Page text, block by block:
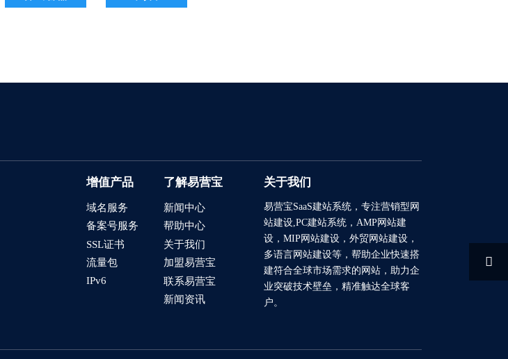
增值产品
域名服务
备案号服务
SSL证书
流量包
IPv6
了解易营宝
新闻中心
帮助中心
关于我们
加盟易营宝
联系易营宝
新闻资讯
关于我们
易营宝SaaS建站系统，专注营销型网
站建设,PC建站系统，AMP网站建
设，MIP网站建设，外贸网站建设，
多语言网站建设等，帮助企业快速搭
建符合全球市场需求的网站，助力企
业突破技术壁垒，精准触达全球客
户。
